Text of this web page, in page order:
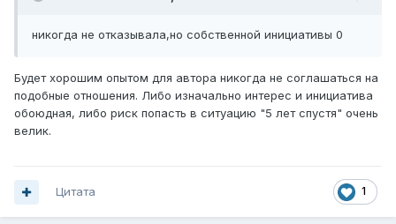
никогда не отказывала,но собственной инициативы 0
Будет хорошим опытом для автора никогда не соглашаться на
подобные отношения. Либо изначально интерес и инициатива
обоюдная, либо риск попасть в ситуацию "5 лет спустя" очень
велик.
1
Цитата